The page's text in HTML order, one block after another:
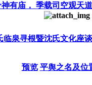
神有庙， 季载司空观天
临泉寻根暨沈氏文化座
预览 平舆之名及位